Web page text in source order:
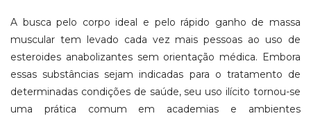
A busca pelo corpo ideal e pelo rápido ganho de massa
muscular tem levado cada vez mais pessoas ao uso de
esteroides anabolizantes sem orientação médica. Embora
essas substâncias sejam indicadas para o tratamento de
determinadas condições de saúde, seu uso ilícito tornou-se
uma prática comum em academias e ambientes